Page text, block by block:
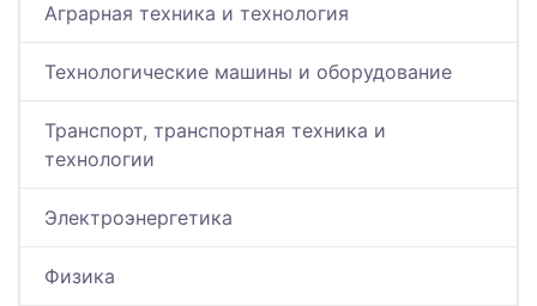
Аграрная техника и технология
Технологические машины и оборудование
Транспорт, транспортная техника и
технологии
Электроэнергетика
Физика